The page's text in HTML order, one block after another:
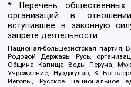
* Перечень общественных
организаций в
вступившее в законную
запрете деятельности:
Национал-большевистская партия,
Родовой Державы Русь,
Община Капища Веды Перуна,
Учреждение, Нурджулар, К
Иеговы, Русское национальное